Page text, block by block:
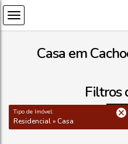
Casa em
Filtros
Tipo de Imóvel:
Residencial » Casa